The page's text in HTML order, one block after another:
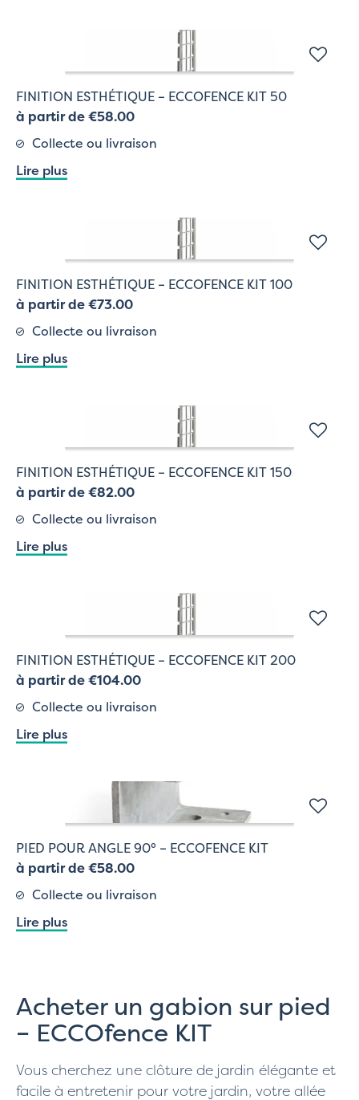
FINITION ESTHÉTIQUE – ECCOFENCE KIT 50
à partir de €58.00
Collecte ou livraison
Lire plus
FINITION ESTHÉTIQUE – ECCOFENCE KIT 100
à partir de €73.00
Collecte ou livraison
Lire plus
FINITION ESTHÉTIQUE – ECCOFENCE KIT 150
à partir de €82.00
Collecte ou livraison
Lire plus
FINITION ESTHÉTIQUE – ECCOFENCE KIT 200
à partir de €104.00
Collecte ou livraison
Lire plus
PIED POUR ANGLE 90° – ECCOFENCE KIT
à partir de €58.00
Collecte ou livraison
Lire plus
Acheter un gabion sur pied
– ECCOfence KIT
Vous cherchez une clôture de jardin élégante et
facile à entretenir pour votre jardin, votre allée